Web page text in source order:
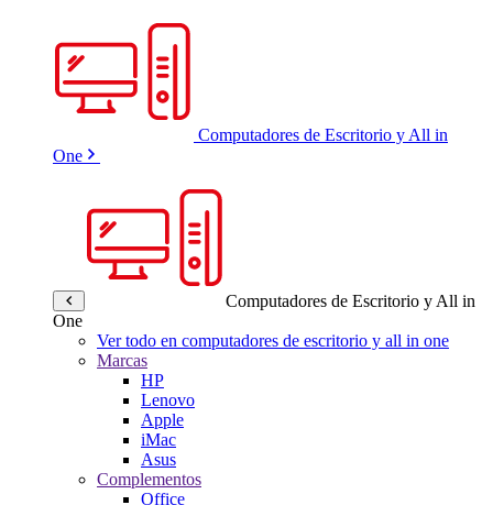
Computadores de Escritorio y All in
One
Computadores de Escritorio y All in
One
Ver todo en computadores de escritorio y all in one
Marcas
HP
Lenovo
Apple
iMac
Asus
Complementos
Office